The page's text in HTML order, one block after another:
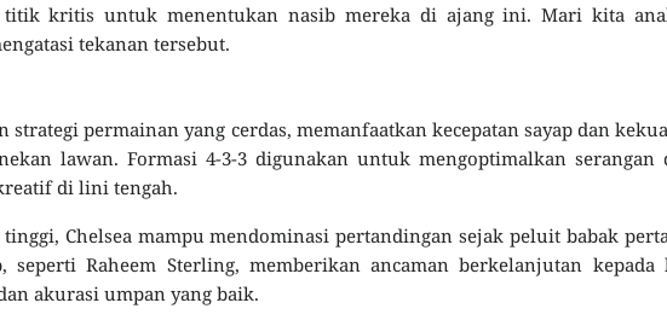
kritis untuk menentukan nasib mereka di ajang ini. Mari kita
tekanan tersebut.
strategi permainan yang cerdas, memanfaatkan kecepatan sayap dan
lawan. Formasi 4-3-3 digunakan untuk mengoptimalkan serangan
di lini tengah.
Chelsea mampu mendominasi pertandingan sejak peluit babak
seperti Raheem Sterling, memberikan ancaman berkelanjutan kepada
akurasi umpan yang baik.